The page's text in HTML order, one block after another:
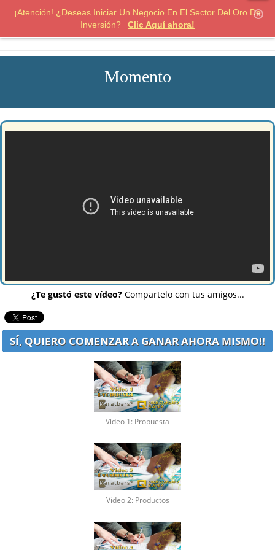
Momento
¿Te gustó este vídeo?Compartelo con tus amigos...
SÍ, QUIERO COMENZAR A GANAR AHORA MISMO!!
Video 1: Propuesta
Video 2: Productos
¡Atención! ¿Deseas Iniciar Un Negocio En El Sector Del Oro De
Inversión?
Clic Aquí ahora!